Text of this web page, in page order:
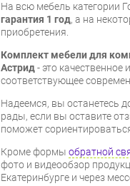
На всю мебель категории
гарантия 1 год, а на
приобретения.
Комплект мебели для
Астрид- это качественное
соответствующее
Надеемся, вы останетесь
рады, если вы оставите
поможет
Кроме формы обратной
фото и видеообзор
Екатеринбурге и через